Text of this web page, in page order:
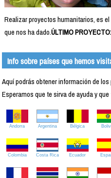
Realizar proyectos humanitarios, es
que nos ha dado.ÚLTIMO PROYECTO:
Info sobre países que hemos
Aquí podrás obtener información de
Esperamos que te sirva de ayuda y
Andorra Argentina Bélgica
Colombia Costa Rica Ecuador